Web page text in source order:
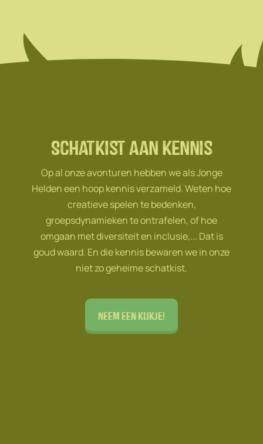
Schatkist aan kennis
Op al onze avonturen hebben we als Jonge
Helden een hoop kennis verzameld. Weten hoe
creatieve spelen te bedenken,
groepsdynamieken te ontrafelen, of hoe
omgaan met diversiteit en inclusie,... Dat is
goud waard. En die kennis bewaren we in onze
niet zo geheime schatkist.
Neem een kijkje!